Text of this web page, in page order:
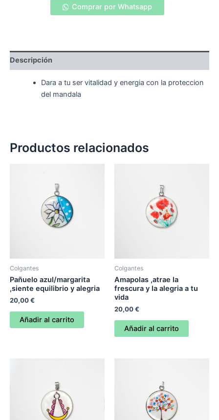
energia
proteccion
Comprar por Whatsapp
Descripción
Dara a tu ser vitalidad y energia con la proteccion
del mandala
Productos relacionados
Colgantes
Pañuelo azul/margarita
,siente equilibrio y alegria
20,00€
Añadir al carrito
Colgantes
Amapolas ,atrae la
frescura y la alegria a tu
vida
20,00€
Añadir al carrito